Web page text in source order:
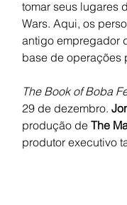
tomar seus lugares
Wars. Aqui, os
antigo empregador
base de operações
The Book of Boba
29 de dezembro.
produção de The
produtor executivo